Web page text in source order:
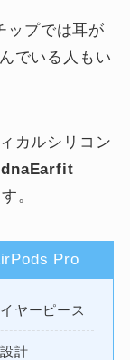
ップでは耳が
でいる人もい
カルシリコン
。
Pro
ヤーピース
計